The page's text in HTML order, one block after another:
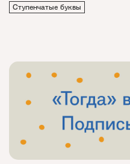
Ступенчатые буквы